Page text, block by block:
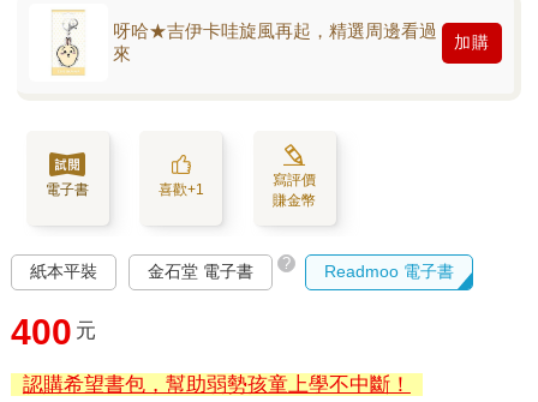
呀哈★吉伊卡哇旋風再起，精選周邊看過
來
加購
電子書 喜歡+1
寫評價
賺金幣
紙本平裝 金石堂 電子書 ? Readmoo 電子書
400 元
認購希望書包，幫助弱勢孩童上學不中斷！